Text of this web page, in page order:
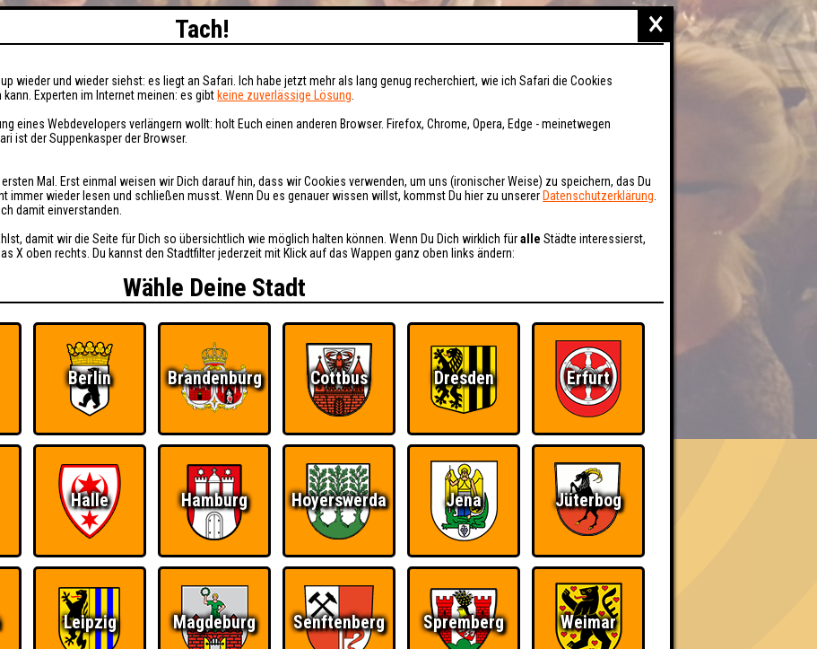
HIGHSCORE RESERVIERUNG BUCHEN FAQ ÜBER UNS
einem Stechen verlieren, trotzdem auf dem 1. Platz - den haben sie sich schließlich verdient! Entsprechend gibt es
Platz.
×
Tach!
wieder und wieder siehst: es liegt an Safari. Ich habe jetzt mehr als lang genug recherchiert, wie ich Safari die Cookies
Experten im Internet meinen: es gibt keine zuverlässige Lösung
eines Webdevelopers verlängern wollt: holt Euch einen anderen Browser. Firefox, Chrome, Opera, Edge - meinetwegen
ist der Suppenkasper der Browser.
Mal. Erst einmal weisen wir Dich darauf hin, dass wir Cookies verwenden, um uns (ironischer Weise) zu speichern, das Du
immer wieder lesen und schließen musst. Wenn Du es genauer wissen willst, kommst Du hier zu unserer Datenschutzerklärung
damit einverstanden.
damit wir die Seite für Dich so übersichtlich wie möglich halten können. Wenn Du Dich wirklich füralle Städte interessierst,
X oben rechts. Du kannst den Stadtfilter jederzeit mit Klick auf das Wappen ganz oben links ändern:
Wähle Deine Stadt
Berlin Brandenburg Cottbus Dresden Erfurt
Halle Hamburg Hoyerswerda Jena Jüterbog
Leipzig Magdeburg Senftenberg Spremberg Weimar